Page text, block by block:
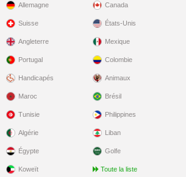
Allemagne
Suisse
Angleterre
Portugal
Handicapés
Canada
États-Unis
Mexique
Colombie
Animaux
Maroc
Tunisie
Algérie
Égypte
Koweït
Brésil
Philippines
Liban
Golfe
Toute la liste